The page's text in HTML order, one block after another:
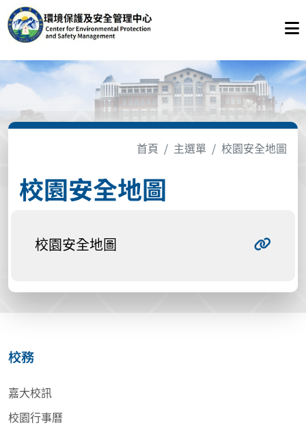
首頁 主選單 校園安全地圖
校園安全地圖
校園安全地圖
校務
嘉大校訊
校園行事曆